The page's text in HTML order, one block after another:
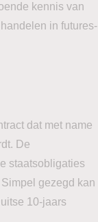
kennis van
in futures-
dat met name
De
staatsobligaties
gezegd kan
10-jaars